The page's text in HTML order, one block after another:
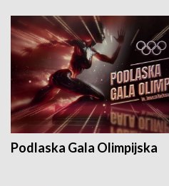
Podlaska Gala Olimpijska